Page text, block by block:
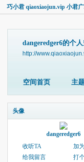
巧小君 qiaoxiaojun.vip 小君
dangeredger6的个人
http://
空间首页 主
头像
dangeredger6
收听TA
加
给我留言
打